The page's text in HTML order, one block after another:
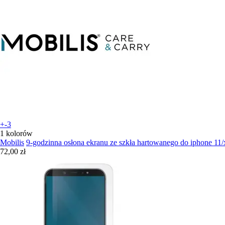
+-3
1 kolorów
Mobilis 9-godzinna osłona ekranu ze szkła hartowanego do iphone
72,00 zł